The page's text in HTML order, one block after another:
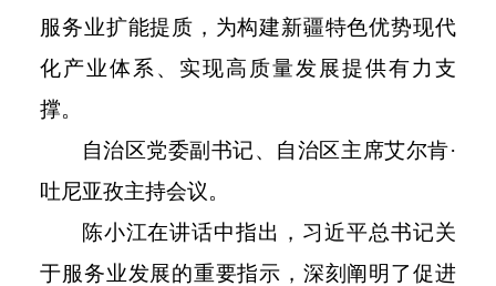
服务业扩能提质，为构建新疆特色优势现代
化产业体系、实现高质量发展提供有力支
撑。
自治区党委副书记、自治区主席艾尔肯·
吐尼亚孜主持会议。
陈小江在讲话中指出，习近平总书记关
于服务业发展的重要指示，深刻阐明了促进